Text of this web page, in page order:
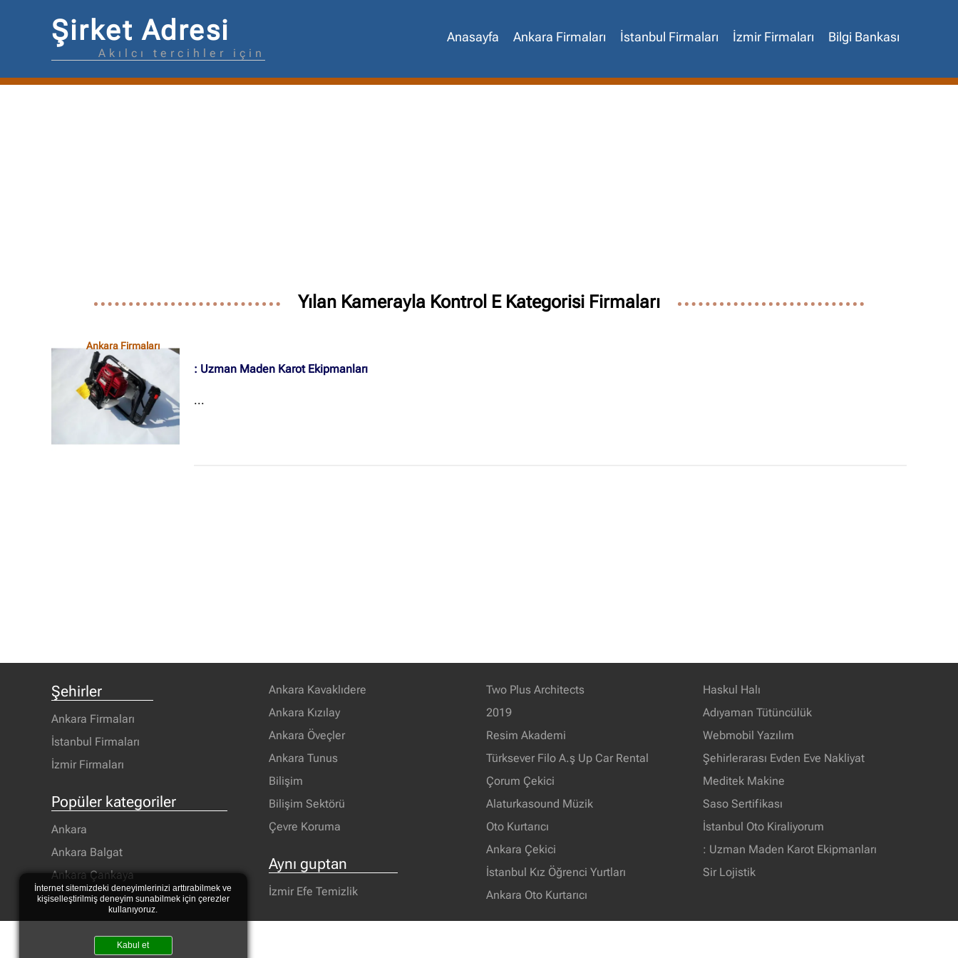
Şirket Adresi
Akılcı tercihler için
Anasayfa Ankara Firmaları İstanbul Firmaları İzmir Firmaları Bilgi Bankası
Yılan Kamerayla Kontrol E Kategorisi Firmaları
Ankara Firmaları
: Uzman Maden Karot Ekipmanları
...
Şehirler
Ankara Firmaları
İstanbul Firmaları
İzmir Firmaları
Popüler kategoriler
Ankara
Ankara Balgat
Ankara Çankaya
Ankara Kavaklıdere
Ankara Kızılay
Ankara Öveçler
Ankara Tunus
Bilişim
Bilişim Sektörü
Çevre Koruma
Aynı guptan
İzmir Efe Temizlik
Two Plus Architects
2019
Resim Akademi
Türksever Filo A.ş Up Car Rental
Çorum Çekici
Alaturkasound Müzik
Oto Kurtarıcı
Ankara Çekici
İstanbul Kız Öğrenci Yurtları
Ankara Oto Kurtarıcı
Haskul Halı
Adıyaman Tütüncülük
Webmobil Yazılım
Şehirlerarası Evden Eve Nakliyat
Meditek Makine
Saso Sertifikası
İstanbul Oto Kiraliyorum
: Uzman Maden Karot Ekipmanları
Sir Lojistik
İçerik grupları
İnternet sitemizdeki deneyimlerinizi arttırabilmek ve
kişiselleştirilmiş deneyim sunabilmek için çerezler
kullanıyoruz.
Kabul et